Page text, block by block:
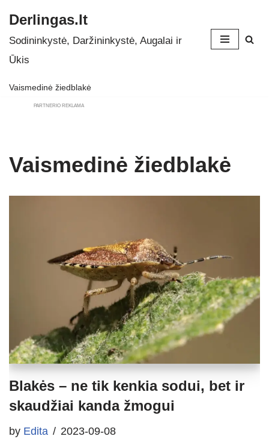
Skip
to
Derlingas.lt
Sodininkystė, Daržininkystė, Augalai ir
Ūkis
Vaismedinė žiedblakė
PARTNERIO REKLAMA
Vaismedinė žiedblakė
Blakės – ne tik kenkia sodui, bet ir
skaudžiai kanda žmogui
by Edita 2023-09-08